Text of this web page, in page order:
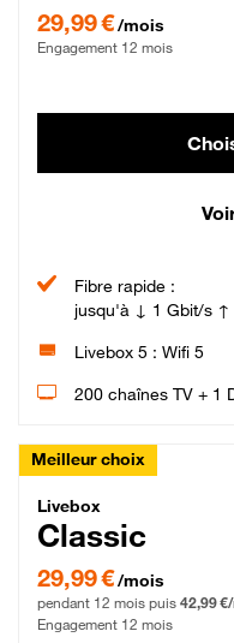
29,99 €/mois
Engagement 12 mois
Fibre rapide :
jusqu'à ↓ 1 Gbit/s ↑
Livebox 5 : Wifi 5
200 chaînes TV + 1
Meilleur choix
Livebox
Livebox
Classic
29,99 € par mois pendant 12
29,99 €/mois
pendant 12 mois puis 42,99
Engagement 12 mois